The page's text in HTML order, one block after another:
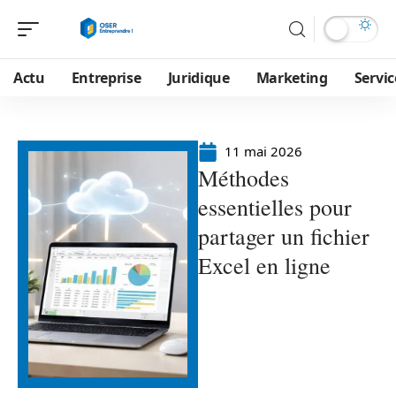
Actu Entreprise Juridique Marketing
11 mai 2026
Méthodes
essentielles pour
partager un fichier
Excel en ligne